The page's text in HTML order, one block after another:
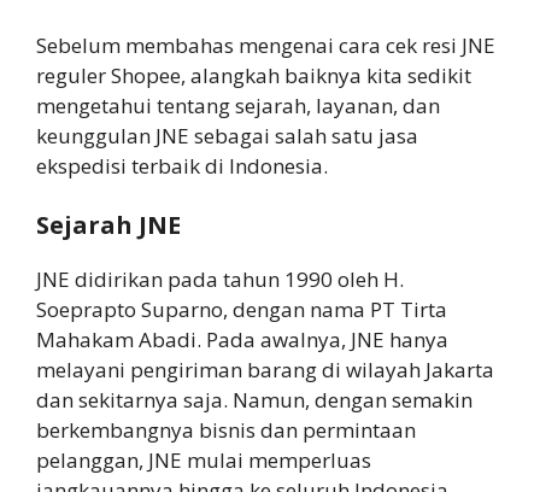
Sebelum membahas mengenai cara cek resi JNE
reguler Shopee, alangkah baiknya kita sedikit
mengetahui tentang sejarah, layanan, dan
keunggulan JNE sebagai salah satu jasa
ekspedisi terbaik di Indonesia.
Sejarah JNE
JNE didirikan pada tahun 1990 oleh H.
Soeprapto Suparno, dengan nama PT Tirta
Mahakam Abadi. Pada awalnya, JNE hanya
melayani pengiriman barang di wilayah Jakarta
dan sekitarnya saja. Namun, dengan semakin
berkembangnya bisnis dan permintaan
pelanggan, JNE mulai memperluas